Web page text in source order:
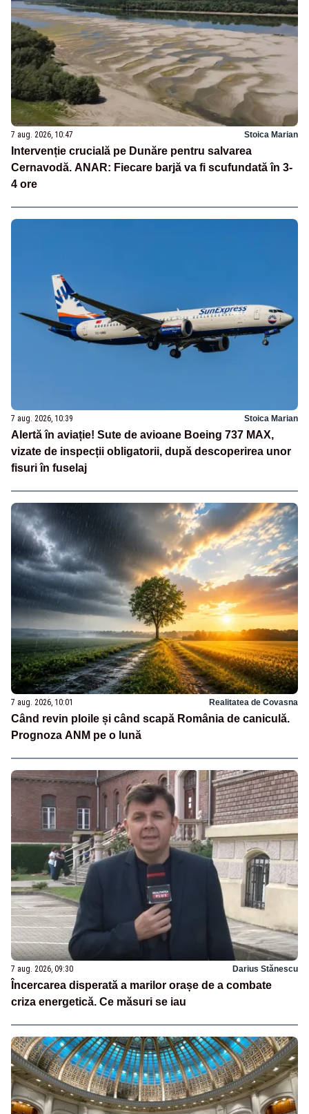
7 aug. 2026, 10:47 Stoica Marian
Intervenție crucială pe Dunăre pentru salvarea
Cernavodă. ANAR: Fiecare barjă va fi scufundată în 3-
4 ore
7 aug. 2026, 10:39 Stoica Marian
Alertă în aviație! Sute de avioane Boeing 737 MAX,
vizate de inspecții obligatorii, după descoperirea unor
fisuri în fuselaj
7 aug. 2026, 10:01 Realitatea de Covasna
Când revin ploile și când scapă România de caniculă.
Prognoza ANM pe o lună
7 aug. 2026, 09:30 Darius Stănescu
Încercarea disperată a marilor orașe de a combate
criza energetică. Ce măsuri se iau